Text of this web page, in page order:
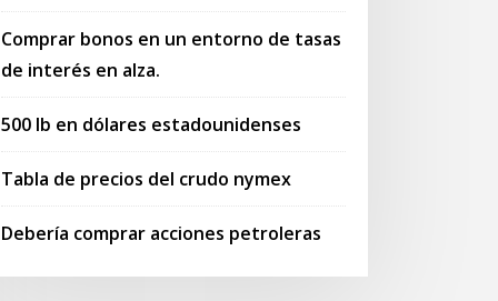
Comprar bonos en un entorno de tasas
de interés en alza.
500 lb en dólares estadounidenses
Tabla de precios del crudo nymex
Debería comprar acciones petroleras